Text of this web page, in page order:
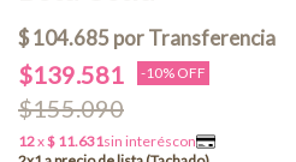
$139.581 -10% OFF
$155.090